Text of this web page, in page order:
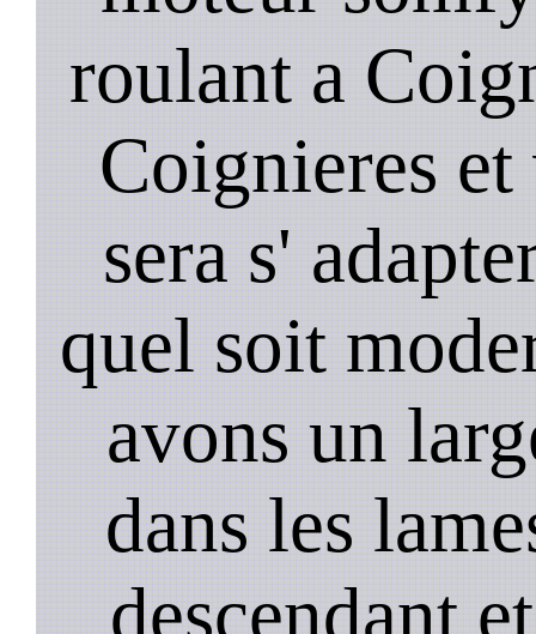
roulant a
Coignieres
sera s'
quel soit
avons un
dans les
descendant